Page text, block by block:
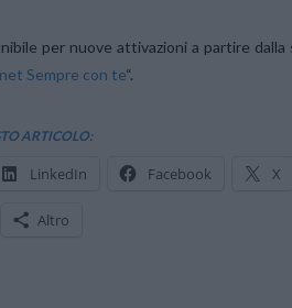
per nuove attivazioni a partire
Sempre con te“.
ARTICOLO:
LinkedIn Facebook X
Altro